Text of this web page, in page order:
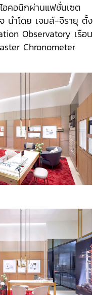
อคอนิกผ่านแฟชั่นเซต
นำโดย เจมส์-จิรายุ ตั้ง
Observatory เรือน
Chronometer